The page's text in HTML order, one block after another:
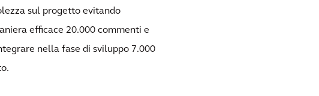
sul progetto evitando
efficace 20.000 commenti e
nella fase di sviluppo 7.000